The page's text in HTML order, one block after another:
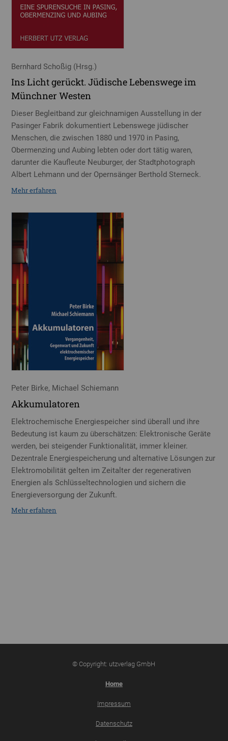
Bernhard Schoßig (Hrsg.)
Ins Licht gerückt. Jüdische Lebenswege im
Münchner Westen
Dieser Begleitband zur gleichnamigen Ausstellung in der
Pasinger Fabrik dokumentiert Lebenswege jüdischer
Menschen, die zwischen 1880 und 1970 in Pasing,
Obermenzing und Aubing lebten oder dort tätig waren,
darunter die Kaufleute Neuburger, der Stadtphotograph
Albert Lehmann und der Opernsänger Berthold Sterneck.
Mehr erfahren
Peter Birke, Michael Schiemann
Akkumulatoren
Elektrochemische Energiespeicher sind überall und ihre
Bedeutung ist kaum zu überschätzen: Elektronische Geräte
werden, bei steigender Funktionalität, immer kleiner.
Dezentrale Energiespeicherung und alternative Lösungen zur
Elektromobilität gelten im Zeitalter der regenerativen
Energien als Schlüsseltechnologien und sichern die
Energieversorgung der Zukunft.
Mehr erfahren
© Copyright: utzverlag GmbH
Home
Impressum
Datenschutz